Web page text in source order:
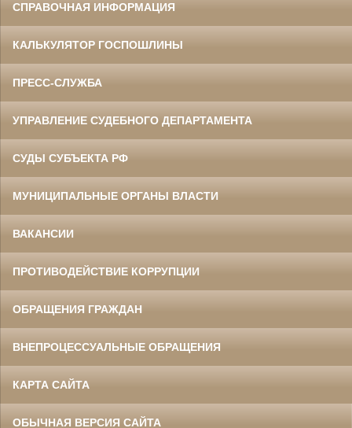
СПРАВОЧНАЯ ИНФОРМАЦИЯ
КАЛЬКУЛЯТОР ГОСПОШЛИНЫ
ПРЕСС-СЛУЖБА
УПРАВЛЕНИЕ СУДЕБНОГО ДЕПАРТАМЕНТА
СУДЫ СУБЪЕКТА РФ
МУНИЦИПАЛЬНЫЕ ОРГАНЫ ВЛАСТИ
ВАКАНСИИ
ПРОТИВОДЕЙСТВИЕ КОРРУПЦИИ
ОБРАЩЕНИЯ ГРАЖДАН
ВНЕПРОЦЕССУАЛЬНЫЕ ОБРАЩЕНИЯ
КАРТА САЙТА
ОБЫЧНАЯ ВЕРСИЯ САЙТА